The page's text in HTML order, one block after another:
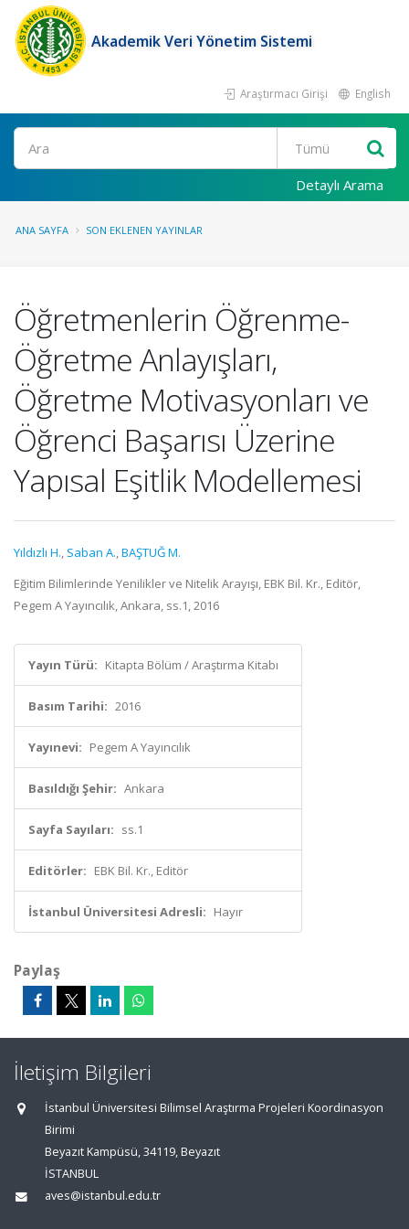
Akademik Veri Yönetim Sistemi
Araştırmacı Girişi English
Ara
Detaylı Arama
ANA SAYFA SON EKLENEN YAYINLAR
Öğretmenlerin Öğrenme-
Öğretme Anlayışları,
Öğretme Motivasyonları ve
Öğrenci Başarısı Üzerine
Yapısal Eşitlik Modellemesi
Yıldızlı H., Saban A.,BAŞTUĞ M.
Eğitim Bilimlerinde Yenilikler ve Nitelik Arayışı, EBK Bil. Kr., Editör,
Pegem A Yayıncılık, Ankara, ss.1, 2016
Yayın Türü: Kitapta Bölüm / Araştırma Kitabı
Basım Tarihi: 2016
Yayınevi: Pegem A Yayıncılık
Basıldığı Şehir: Ankara
Sayfa Sayıları: ss.1
Editörler: EBK Bil. Kr., Editör
İstanbul Üniversitesi Adresli: Hayır
Paylaş
İletişim Bilgileri
İstanbul Üniversitesi Bilimsel Araştırma Projeleri Koordinasyon
Birimi
Beyazıt Kampüsü, 34119, Beyazıt
İSTANBUL
aves@istanbul.edu.tr